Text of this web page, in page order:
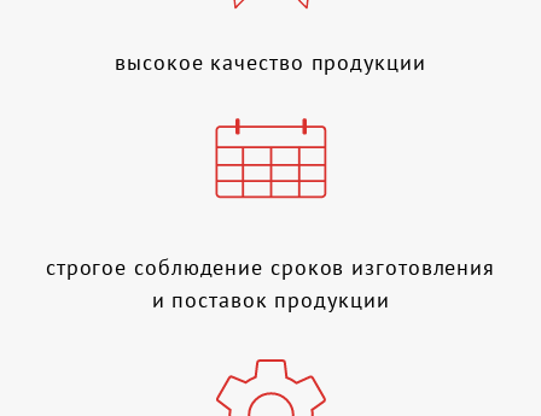
высокое качество продукции
строгое соблюдение сроков изготовления
и поставок продукции